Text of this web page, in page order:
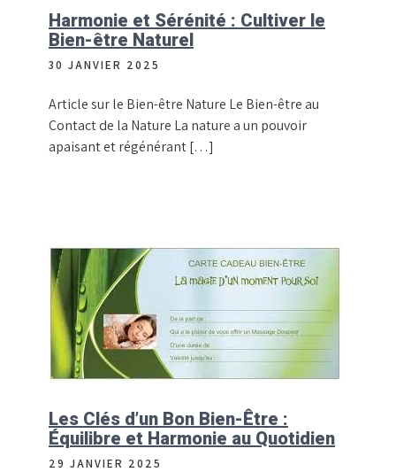
Harmonie et Sérénité : Cultiver le
Bien-être Naturel
30 JANVIER 2025
Article sur le Bien-être Nature Le Bien-être au
Contact de la Nature La nature a un pouvoir
apaisant et régénérant […]
Les Clés d’un Bon Bien-Être :
Équilibre et Harmonie au Quotidien
29 JANVIER 2025